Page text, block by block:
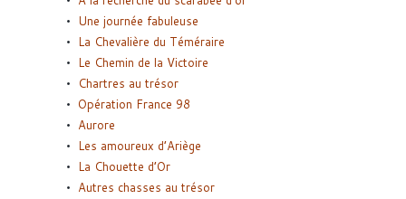
Une journée fabuleuse
La Chevalière du Téméraire
Le Chemin de la Victoire
Chartres au trésor
Opération France 98
Aurore
Les amoureux d’Ariège
La Chouette d’Or
Autres chasses au trésor